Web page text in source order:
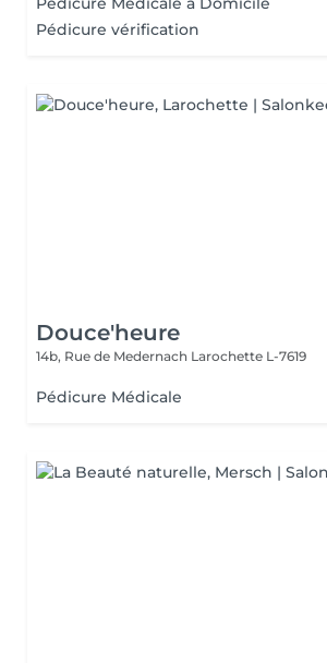
Pédicure vérification
Douce'heure
14b, Rue de Medernach Larochette L-7619
Pédicure Médicale